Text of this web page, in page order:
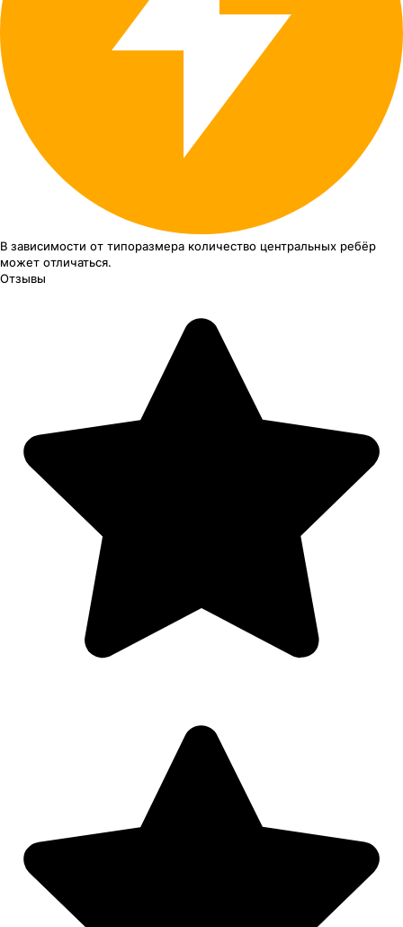
В зависимости от типоразмера количество центральных ребёр
может отличаться.
Отзывы